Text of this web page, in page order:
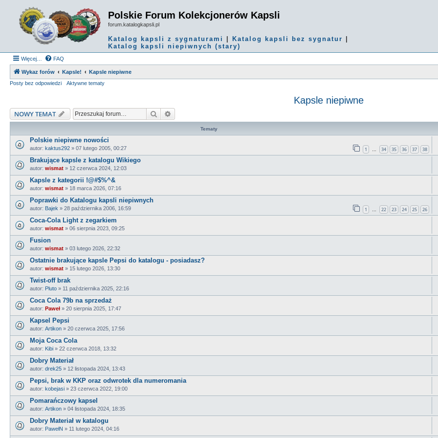
Polskie Forum Kolekcjonerów Kapsli
forum.katalogkapsli.pl
Katalog kapsli z sygnaturami Katalog kapsli bez sygnatur
Katalog kapsli niepiwnych (stary)
Więcej… FAQ
Wykaz forów Kapsle!
Kapsle niepiwne
Posty bez odpowiedzi
Aktywne tematy
Kapsle niepiwne
NOWY TEMAT Szukaj
Tematy
Polskie niepiwne nowości
autor: kaktus292 » 07 lutego 2005, 00:27 1 … 34 35 36 37 38
Brakujące kapsle z katalogu Wikiego
autor: wismat » 12 czerwca 2024, 12:03
Kapsle z kategorii !@#$%^&
autor: wismat » 18 marca 2026, 07:16
Poprawki do Katalogu kapsli niepiwnych
autor: Bajek » 28 października 2006, 16:59 1 … 22 23 24 25 26
Coca-Cola Light z zegarkiem
autor: wismat » 06 sierpnia 2023, 09:25
Fusion
autor: wismat » 03 lutego 2026, 22:32
Ostatnie brakujące kapsle Pepsi do katalogu - posiadasz?
autor: wismat » 15 lutego 2026, 13:30
Twist-off brak
autor: Pluto » 11 października 2025, 22:16
Coca Cola 79b na sprzedaż
autor: Paweł » 20 sierpnia 2025, 17:47
Kapsel Pepsi
autor: Artikon » 20 czerwca 2025, 17:56
Moja Coca Cola
autor: Kibi » 22 czerwca 2018, 13:32
Dobry Materiał
autor: drek25 » 12 listopada 2024, 13:43
Pepsi, brak w KKP oraz odwrotek dla numeromania
autor: kobejasi » 23 czerwca 2022, 19:00
Pomarańczowy kapsel
autor: Artikon » 04 listopada 2024, 18:35
Dobry Materiał w katalogu
autor: PawełN » 11 lutego 2024, 04:16